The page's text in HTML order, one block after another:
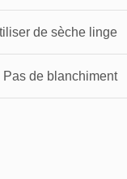
de sèche linge
Pas de blanchiment